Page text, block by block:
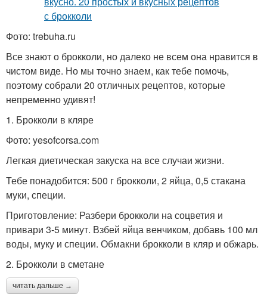
Фото: trebuha.ru
Все знают о брокколи, но далеко не всем она нравится в
чистом виде. Но мы точно знаем, как тебе помочь,
поэтому собрали 20 отличных рецептов, которые
непременно удивят!
1. Брокколи в кляре
Фото: yesofcorsa.com
Легкая диетическая закуска на все случаи жизни.
Тебе понадобится: 500 г брокколи, 2 яйца, 0,5 стакана
муки, специи.
Приготовление: Разбери брокколи на соцветия и
привари 3-5 минут. Взбей яйца венчиком, добавь 100 мл
воды, муку и специи. Обмакни брокколи в кляр и обжарь.
2. Брокколи в сметане
читать дальше →